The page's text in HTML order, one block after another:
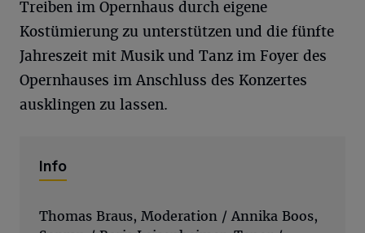
Treiben im Opernhaus durch eigene
Kostümierung zu unterstützen und die fünfte
Jahreszeit mit Musik und Tanz im Foyer des
Opernhauses im Anschluss des Konzertes
ausklingen zu lassen.
Info
Thomas Braus, Moderation / Annika Boos,